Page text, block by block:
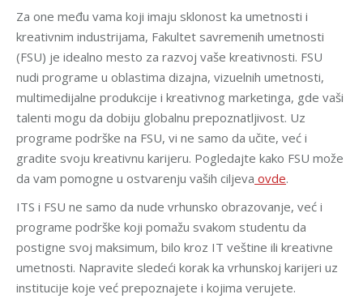
Za one među vama koji imaju sklonost ka umetnosti i
kreativnim industrijama, Fakultet savremenih umetnosti
(FSU) je idealno mesto za razvoj vaše kreativnosti. FSU
nudi programe u oblastima dizajna, vizuelnih umetnosti,
multimedijalne produkcije i kreativnog marketinga, gde vaši
talenti mogu da dobiju globalnu prepoznatljivost. Uz
programe podrške na FSU, vi ne samo da učite, već i
gradite svoju kreativnu karijeru. Pogledajte kako FSU može
da vam pomogne u ostvarenju vaših ciljeva ovde.
ITS i FSU ne samo da nude vrhunsko obrazovanje, već i
programe podrške koji pomažu svakom studentu da
postigne svoj maksimum, bilo kroz IT veštine ili kreativne
umetnosti. Napravite sledeći korak ka vrhunskoj karijeri uz
institucije koje već prepoznajete i kojima verujete.